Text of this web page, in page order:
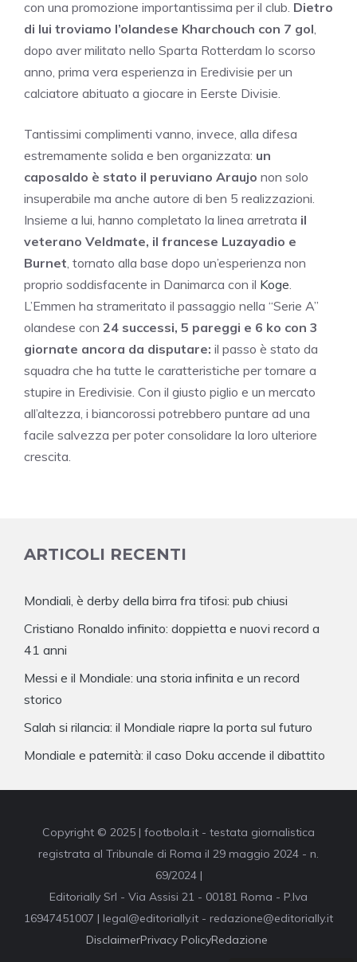
con una promozione importantissima per il club. Dietro
di lui troviamo l’olandese Kharchouch con 7 gol,
dopo aver militato nello Sparta Rotterdam lo scorso
anno, prima vera esperienza in Eredivisie per un
calciatore abituato a giocare in Eerste Divisie.
Tantissimi complimenti vanno, invece, alla difesa
estremamente solida e ben organizzata: un
caposaldo è stato il peruviano Araujo non solo
insuperabile ma anche autore di ben 5 realizzazioni.
Insieme a lui, hanno completato la linea arretrata il
veterano Veldmate, il francese Luzayadio e
Burnet, tornato alla base dopo un’esperienza non
proprio soddisfacente in Danimarca con il Koge.
L’Emmen ha strameritato il passaggio nella “Serie A”
olandese con 24 successi, 5 pareggi e 6 ko con 3
giornate ancora da disputare: il passo è stato da
squadra che ha tutte le caratteristiche per tornare a
stupire in Eredivisie. Con il giusto piglio e un mercato
all’altezza, i biancorossi potrebbero puntare ad una
facile salvezza per poter consolidare la loro ulteriore
crescita.
ARTICOLI RECENTI
Mondiali, è derby della birra fra tifosi: pub chiusi
Cristiano Ronaldo infinito: doppietta e nuovi record a
41 anni
Messi e il Mondiale: una storia infinita e un record
storico
Salah si rilancia: il Mondiale riapre la porta sul futuro
Mondiale e paternità: il caso Doku accende il dibattito
Copyright © 2025 | footbola.it - testata giornalistica
registrata al Tribunale di Roma il 29 maggio 2024 - n.
69/2024 |
Editorially Srl - Via Assisi 21 - 00181 Roma - P.Iva
16947451007 | legal@editorially.it - redazione@editorially.it
DisclaimerPrivacy PolicyRedazione